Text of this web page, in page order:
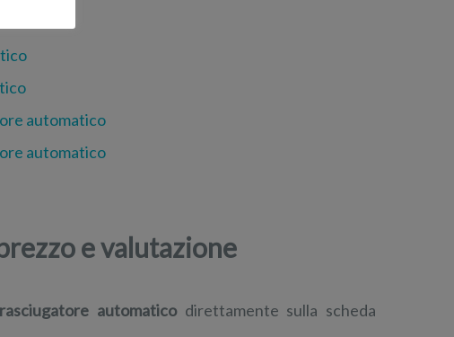
automatico
automatico
e valutazione
automaticodirettamente sulla scheda